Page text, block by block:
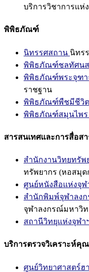
บริการวิชาการแห่
พิพิธภัณฑ์
นิทรรศสถาน นิทร
พิพิธภัณฑ์ชลทัศน
พิพิธภัณฑ์พระจุฑา
ราชฐาน
พิพิธภัณฑ์พืชมีชีวิต
พิพิธภัณฑ์สมุนไพร
สารสนเทศและการสื่อส
สำนักงานวิทยทรัพ
ทรัพยากร (หอสมุด
ศูนย์หนังสือแห่งจุฬ
สำนักพิมพ์จุฬาลง
จุฬาลงกรณ์มหาวิท
สถานีวิทยุแห่งจุฬา
บริการตรวจวิเคราะห์คุ
ศูนย์วิทยาศาสตร์ฮ